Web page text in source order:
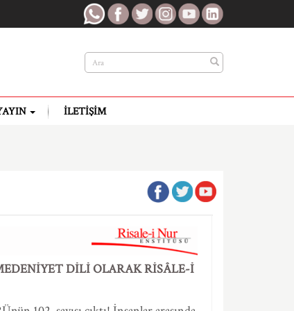
İLETIŞIM
DİLİ OLARAK RİSÂLE-İ